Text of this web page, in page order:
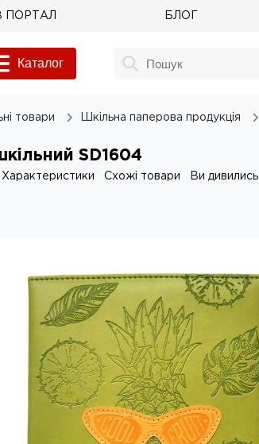
ПОРТАЛ БЛОГ
Каталог
товари Шкільна паперова продукція
SD1604
Характеристики Схожі товари Ви дивились